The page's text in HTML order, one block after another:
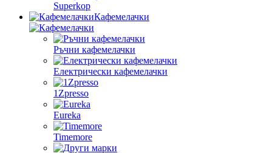
Superkop
Кафемелачки
Ръчни кафемелачки
Електрически кафемелачки
1Zpresso
Eureka
Timemore